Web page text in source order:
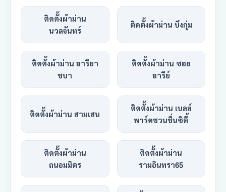
ติดตั้งผ้าม่าน
นวลจันทร์
ติดตั้งผ้าม่าน บึงกุ่ม
ติดตั้งผ้าม่าน อารียา
ชบา
ติดตั้งผ้าม่าน ซอย
อารีย์
ติดตั้งผ้าม่าน สามเสน
ติดตั้งผ้าม่าน เบลล์
พาร์คชวนชื่นซิตี้
ติดตั้งผ้าม่าน
ถนอมมิตร
ติดตั้งผ้าม่าน
รามอินทรา65